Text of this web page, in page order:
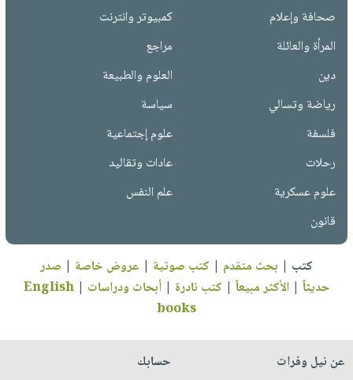
صحافة وإعلام
كمبيوتر وانترنت
المرأة والعائلة
مراجع
دين
العلوم والطبيعة
رياضة وتسالي
سياسة
فلسفة
علوم إجتماعية
رحلات
عادات وتقاليد
علوم عسكرية
علم النفس
قانون
كتب | بحث متقدم | كتب صوتية | عروض خاصة | صدر
حديثاً |الأكثر مبيعاً | كتب نادرة |أبحاث ودراسات |
English
books
عن نيل وفرات
حسابك